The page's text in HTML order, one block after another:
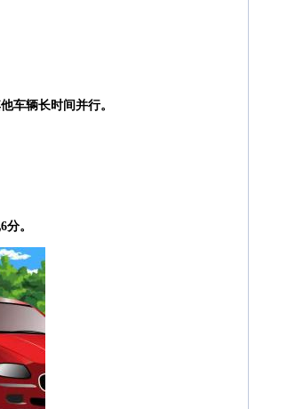
车辆长时间并行。
。